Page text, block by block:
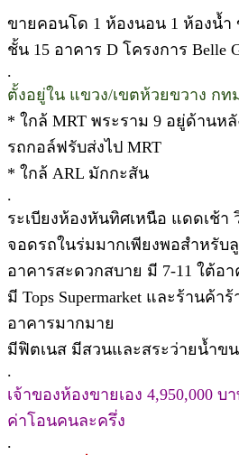
ขายคอนโด 1 ห้องนอน 1 ห้องน้ำ
ชั้น 15 อาคาร D โครงการ Belle
.
ตั้งอยู่ใน แขวง/เขตห้วยขวาง กท
* ใกล้ MRT พระราม 9 อยู่ด้านห
รถกอล์ฟรับส่งไป MRT
* ใกล้ ARL มักกะสัน
.
ระเบียงห้องหันทิศเหนือ แดดเช้า
จอดรถในร่มมากเพียงพอสำหรับ
อาคารสะดวกสบาย มี 7-11 ใต้อา
มี Tops Supermarket และร้านค้
อาคารมากมาย
มีฟิตเนส มีสวนและสระว่ายน้ำข
.
เจ้าของห้องขายเอง 4,950,000 บ
ค่าโอนคนละครึ่ง
.